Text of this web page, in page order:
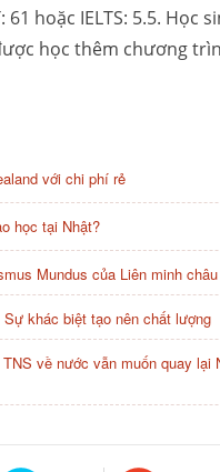
61 hoặc IELTS: 5.5. Học
học thêm chương
với chi phí rẻ
học tại Nhật?
Mundus của Liên minh
khác biệt tạo nên chất lượng
về nước vẫn muốn quay lại